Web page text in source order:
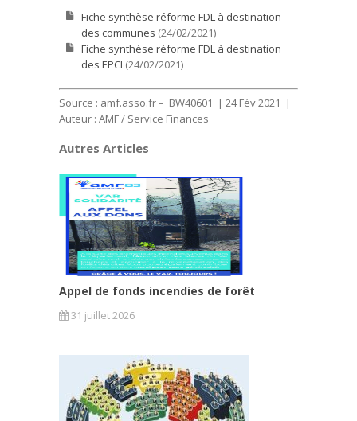
Fiche synthèse réforme FDL à destination
des communes (24/02/2021)
Fiche synthèse réforme FDL à destination
des EPCI (24/02/2021)
Source : amf.asso.fr – BW40601 | 24 Fév 2021 |
Auteur : AMF / Service Finances
Autres Articles
Appel de fonds incendies de forêt
31 juillet 2026